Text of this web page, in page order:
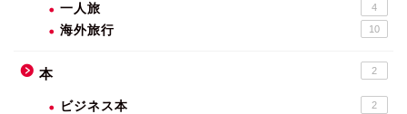
一人旅 4
海外旅行 10
本 2
ビジネス本 2